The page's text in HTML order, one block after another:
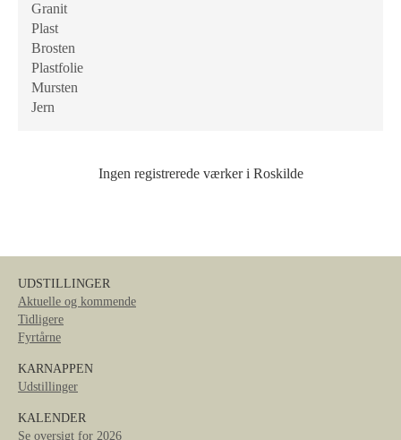
Granit
Plast
Brosten
Plastfolie
Mursten
Jern
Ingen registrerede værker i Roskilde
UDSTILLINGER
Aktuelle og kommende
Tidligere
Fyrtårne
KARNAPPEN
Udstillinger
KALENDER
Se oversigt for 2026